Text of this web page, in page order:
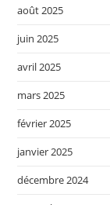
août 2025
juin 2025
avril 2025
mars 2025
février 2025
janvier 2025
décembre 2024